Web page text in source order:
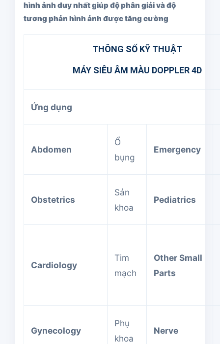
hình ảnh duy nhất giúp độ phân giải và độ
tương phản hình ảnh được tăng cường
THÔNG SỐ KỸ THUẬT
MÁY SIÊU ÂM MÀU DOPPLER 4D
Ứng dụng
Abdomen
Ổ
bụng
Emergency
Obstetrics
Sản
khoa
Pediatrics
Cardiology
Tim
mạch
Other Small
Parts
Gynecology
Phụ
khoa
Nerve